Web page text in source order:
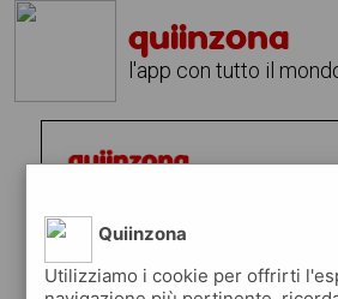
quiinzona
l'app con tutto il
Quiinzona
Utilizziamo i cookie per offrirti